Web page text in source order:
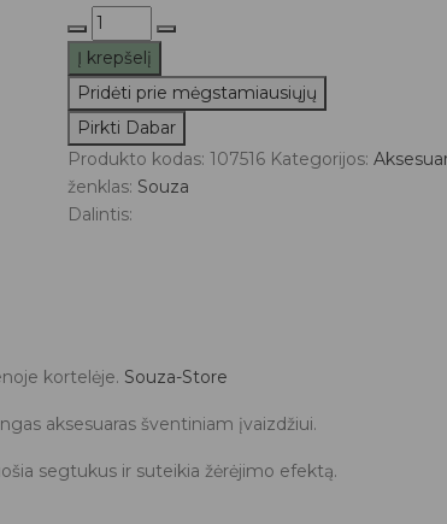
produkto
kiekis:
Souza
plaukų
segtukai
ZINZI
Į krepšelį
Pridėti prie mėgstamiausiųjų
Pirkti Dabar
Produkto kodas: 107516 Kategorijos:
ženklas: Souza
Dalintis:
kortelėje. Souza-Store
aksesuaras šventiniam įvaizdžiui.
segtukus ir suteikia žėrėjimo efektą.